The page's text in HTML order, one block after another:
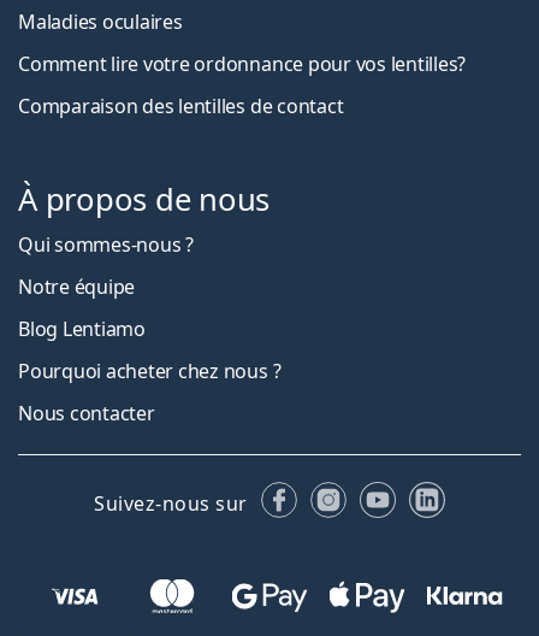
Maladies oculaires
Comment lire votre ordonnance pour vos lentilles?
Comparaison des lentilles de contact
À propos de nous
Qui sommes-nous ?
Notre équipe
Blog Lentiamo
Pourquoi acheter chez nous ?
Nous contacter
Suivez-nous sur FacebookInstagram
YouTubeLinkedIn